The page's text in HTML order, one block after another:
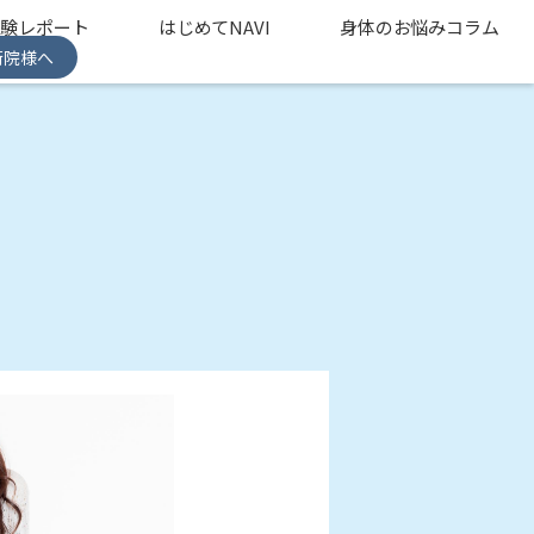
レポート はじめてNAVI 身体のお悩みコラム
様へ